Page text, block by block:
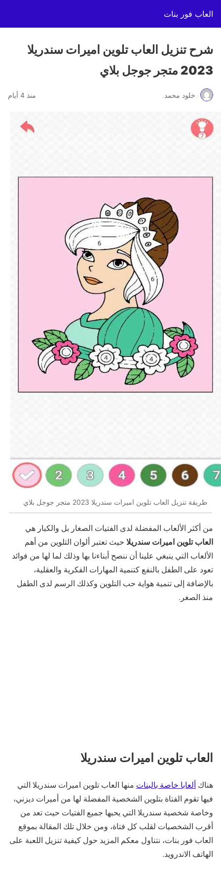
العاب فور بنات
شرح تنزيل العاب تلوين اميرات سندريلا
2023 متجر جوجل بلاي
خلود محمد منذ 4 أيام
طريقة تنزيل العاب تلوين اميرات سندريلا 2023 متجر جوجل بلاي
من أكثر الألعاب المفضلة لدى الفتيات الصغار بل والكبار هي
العاب تلوين اميرات سندريلا حيث تعتبر ألوان التلوين من أهم
الألعاب التي ينبغي علينا أن ننصح أبناءنا بها وذلك لما لها من فوائد
تعود على الطفل بالنفع كتنمية المهارات الفكرية والعقلية،
بالإضافة إلى تنمية هواية حب التلوين وكذلك الرسم لدى الطفل
منذ الصغر.
العاب تلوين اميرات سندريلا
هناك ألعابا خاصة بالبنات منها العاب تلوين اميرات سندريلا التي
فيها تقوم الفتاة بتلوين الشخصية المفضلة لها من أميرات ديزني،
وخاصة شخصية سندريلا التي يحبها جميع الفتيات حيث تعد من
أقرب الشخصيات لقلب كل فتاة، ومن خلال تلك المقالة بموقع
العاب فور بنات، نتناول معكم المزيد حول كيفية تنزيل اللعبة على
الهاتف الاندرويد.